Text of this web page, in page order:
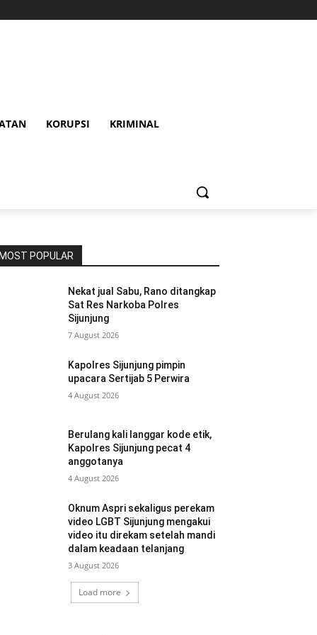
KORUPSI KRIMINAL
MOST POPULAR
Nekat jual Sabu, Rano ditangkap
Sat Res Narkoba Polres
Sijunjung
7 August 2026
Kapolres Sijunjung pimpin
upacara Sertijab 5 Perwira
4 August 2026
Berulang kali langgar kode etik,
Kapolres Sijunjung pecat 4
anggotanya
4 August 2026
Oknum Aspri sekaligus perekam
video LGBT Sijunjung mengakui
video itu direkam setelah mandi
dalam keadaan telanjang
3 August 2026
Load more